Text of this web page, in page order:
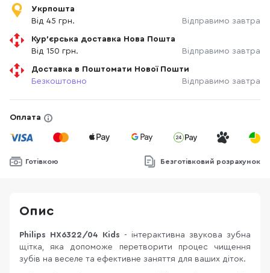
Укрпошта
Від 45 грн.
Відправимо завтра
Кур'єрська доставка Нова Пошта
Від 150 грн.
Відправимо завтра
Доставка в Поштомати Нової Пошти
Безкоштовно
Відправимо завтра
Оплата
Готівкою Безготівковий розрахунок
Опис
Philips HX6322/04 Kids - інтерактивна звукова зубна
щітка, яка допоможе перетворити процес чищення
зубів на веселе та ефективне заняття для ваших діток.